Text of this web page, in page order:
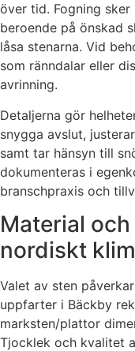
över tid. Fogning
beroende på önskad
låsa stenarna. Vid
som ränndalar eller
avrinning.
Detaljerna gör
snygga avslut,
samt tar hänsyn till
dokumenteras i
branschpraxis och
Material
nordiskt
Valet av sten
uppfarter i Bäckby
marksten/plattor
Tjocklek och kvalitet